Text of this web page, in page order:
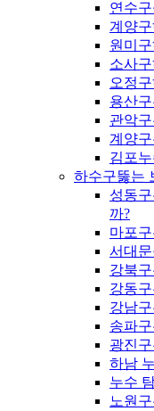
연수
계양
원미
소사
오정
용산
관악
계양
김포
하수구뚫는
성동
까?
마포
서대
강북
강동
강남
송파
광진
하남
누수
노원